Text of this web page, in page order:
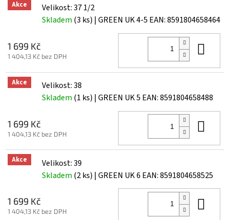
Akce
Velikost: 37 1/2
Skladem (3 ks) | GREEN UK 4-5 EAN:8591804658464
1 699 Kč
1 404,13 Kč bez DPH
Akce
Velikost: 38
Skladem (1 ks) | GREEN UK 5 EAN:8591804658488
1 699 Kč
1 404,13 Kč bez DPH
Akce
Velikost: 39
Skladem (2 ks) | GREEN UK 6 EAN:8591804658525
1 699 Kč
1 404,13 Kč bez DPH